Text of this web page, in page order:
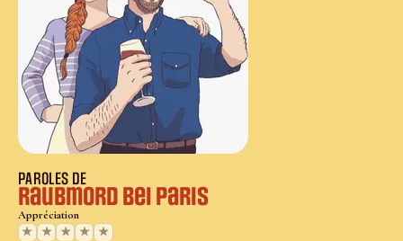
PAROLES DE
Raubmord bei Paris
Appréciation
★
★ ★ ★ ★